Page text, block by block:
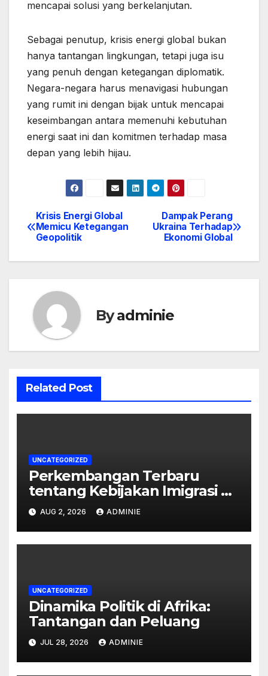
mencapai solusi yang berkelanjutan.
Sebagai penutup, krisis energi global bukan
hanya tantangan lingkungan, tetapi juga isu
yang penuh dengan ketegangan diplomatik.
Negara-negara harus menavigasi hubungan
yang rumit ini dengan bijak untuk mencapai
keseimbangan antara memenuhi kebutuhan
energi saat ini dan komitmen terhadap masa
depan yang lebih hijau.
Post
navigation
Dampak Perang
Ukraina Terhadap
Ekonomi Global
Krisis Energi Global
Memicu Ketegangan
Geopolitik
Byadminie
Related Post
UNCATEGORIZED
Perkembangan Terbaru
tentang Kebijakan Imigrasi di
Australia
AUG 2, 2026 ADMINIE
UNCATEGORIZED
Dinamika Politik di Afrika:
Tantangan dan Peluang
JUL 28, 2026 ADMINIE